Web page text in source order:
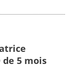
de 5 mois